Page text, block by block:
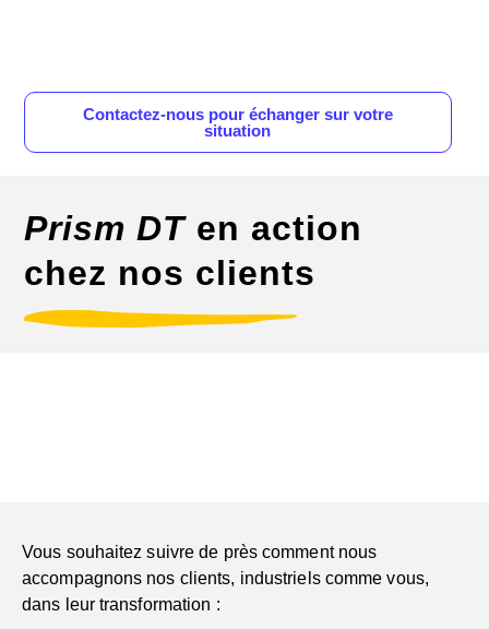
Contactez-nous pour échanger sur votre
situation
Prism DTen action
chez nos clients
Vous souhaitez suivre de près comment nous
accompagnons nos clients, industriels comme vous,
dans leur transformation :